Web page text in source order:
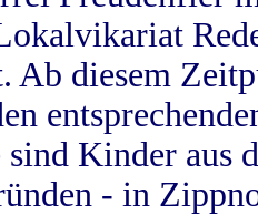
Ab diesem
sind Kinder aus
- in